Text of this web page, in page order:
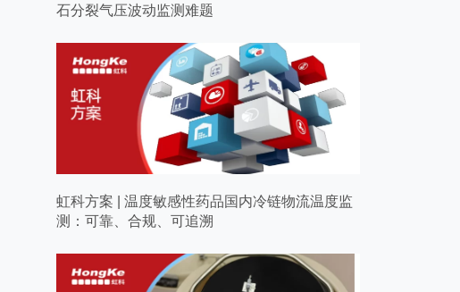
石分裂气压波动监测难题
虹科方案 | 温度敏感性药品国内冷链物流温度监
测：可靠、合规、可追溯